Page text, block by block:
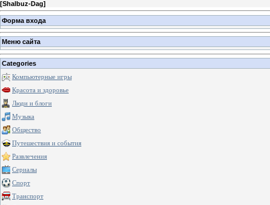
[Shalbuz-Dag]
Форма входа
Меню сайта
Categories
Компьютерные игры
Красота и здоровье
Люди и блоги
Музыка
Общество
Путешествия и события
Развлечения
Сериалы
Спорт
Транспорт